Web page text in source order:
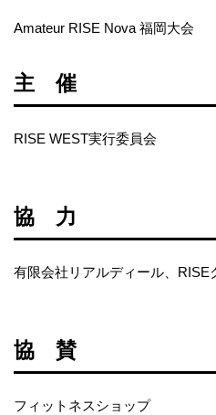
Amateur RISE Nova 福岡大会
主 催
RISE WEST実行委員会
協 力
有限会社リアルディール、RISE
協 賛
フィットネスショップ